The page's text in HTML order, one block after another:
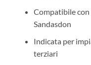
Compatibile
Sandasdon
Indicata per
terziari